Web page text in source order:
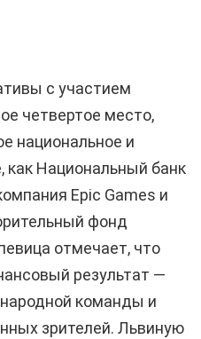
с участием
четвертое место,
национальное и
как Национальный банк
Epic Games и
фонд
отмечает, что
результат —
команды и
зрителей. Львиную